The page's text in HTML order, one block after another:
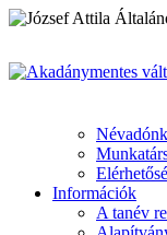
Információk
A tanév